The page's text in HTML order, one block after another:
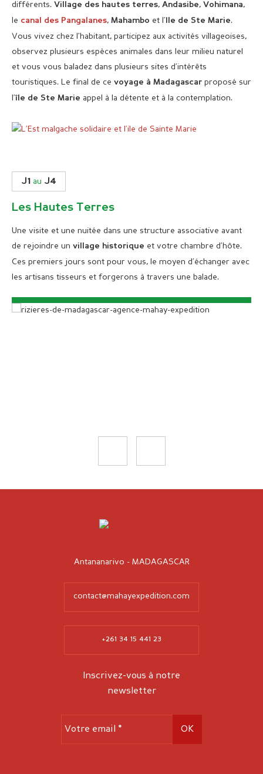
différents. Village des hautes terres, Andasibe, Vohimana,
le canal des Pangalanes, Mahambo et l’ Ile de Ste Marie.
Vous vivez chez l’habitant, participez aux activités villageoises,
observez plusieurs espèces animales dans leur milieu naturel
et vous vous baladez dans plusieurs sites d’intérêts
touristiques. Le final de ce voyage à Madagascar proposé sur
l’île de Ste Marie appel à la détente et à la contemplation.
J1 au J4
Les Hautes Terres
Une visite et une nuitée dans une structure associative avant
de rejoindre un village historique et votre chambre d’hôte.
Ces premiers jours sont pour vous, le moyen d’échanger avec
les artisans tisseurs et forgerons à travers une balade.
Antananarivo - MADAGASCAR
contact@mahayexpedition.com
+261 34 15 441 23
Inscrivez-vous à notre
newsletter